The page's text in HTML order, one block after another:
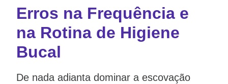
Erros na Frequência e
na Rotina de Higiene
Bucal
De nada adianta dominar a escovação